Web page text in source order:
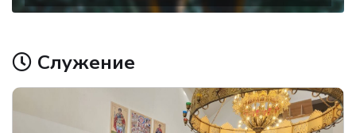
Служение